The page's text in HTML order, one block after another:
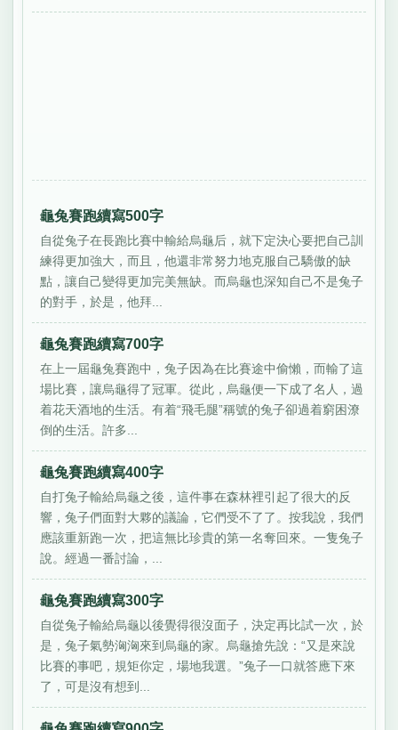
龜兔賽跑續寫500字
自從兔子在長跑比賽中輸給烏龜后，就下定決心要把自己訓
練得更加強大，而且，他還非常努力地克服自己驕傲的缺
點，讓自己變得更加完美無缺。而烏龜也深知自己不是兔子
的對手，於是，他拜...
龜兔賽跑續寫700字
在上一屆龜兔賽跑中，兔子因為在比賽途中偷懶，而輸了這
場比賽，讓烏龜得了冠軍。從此，烏龜便一下成了名人，過
着花天酒地的生活。有着“飛毛腿”稱號的兔子卻過着窮困潦
倒的生活。許多...
龜兔賽跑續寫400字
自打兔子輸給烏龜之後，這件事在森林裡引起了很大的反
響，兔子們面對大夥的議論，它們受不了了。按我說，我們
應該重新跑一次，把這無比珍貴的第一名奪回來。一隻兔子
說。經過一番討論，...
龜兔賽跑續寫300字
自從兔子輸給烏龜以後覺得很沒面子，決定再比試一次，於
是，兔子氣勢洶洶來到烏龜的家。烏龜搶先說：“又是來說
比賽的事吧，規矩你定，場地我選。”兔子一口就答應下來
了，可是沒有想到...